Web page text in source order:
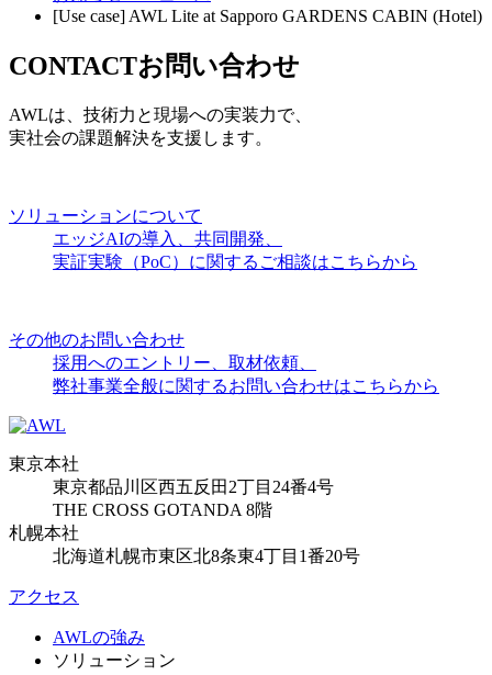
[Use case] AWL Lite at Sapporo GARDENS CABIN (Hotel)
CONTACTお問い合わせ
AWLは、技術力と現場への実装力で、
実社会の課題解決を支援します。
ソリューションについて
エッジAIの導入、共同開発、
実証実験（PoC）に関するご相談はこちらから
その他のお問い合わせ
採用へのエントリー、取材依頼、
弊社事業全般に関するお問い合わせはこちらから
東京本社
東京都品川区西五反田2丁目24番4号
THE CROSS GOTANDA 8階
札幌本社
北海道札幌市東区北8条東4丁目1番20号
アクセス
AWLの強み
ソリューション